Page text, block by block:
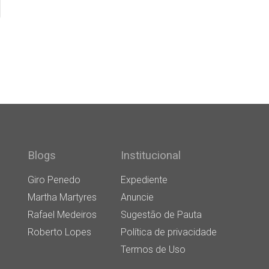
Blogs
Giro Penedo
Martha Martyres
Rafael Medeiros
Roberto Lopes
Institucional
Expediente
Anuncie
Sugestão de Pauta
Política de privacidade
Termos de Uso